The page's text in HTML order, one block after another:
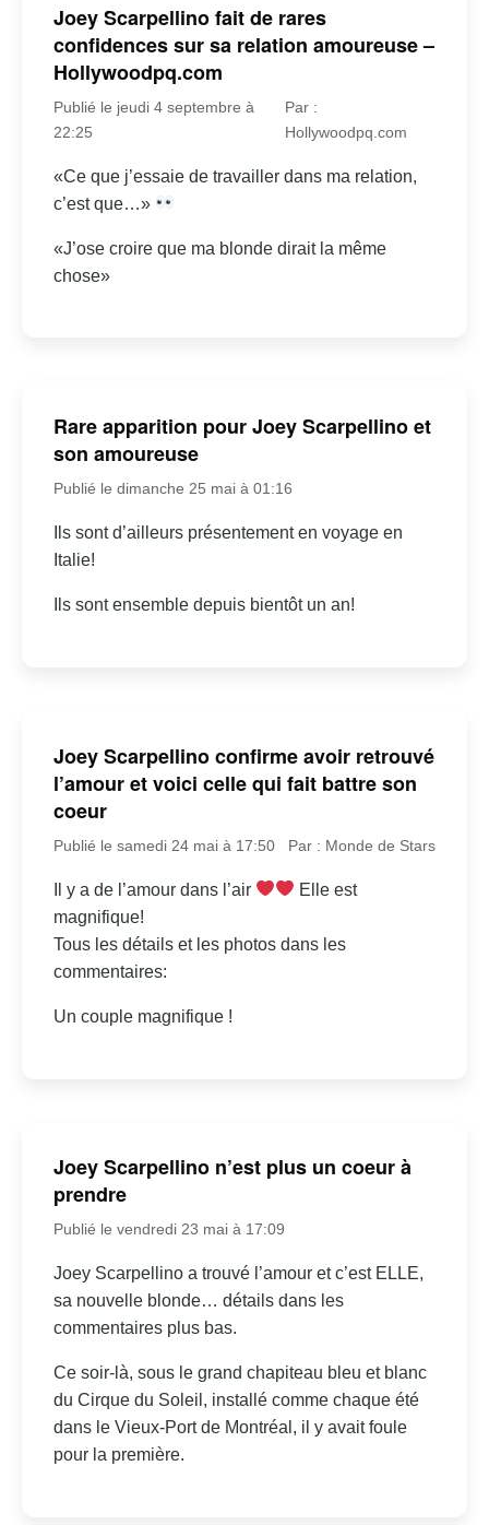
Joey Scarpellino fait de rares
confidences sur sa relation amoureuse –
Hollywoodpq.com
Publié le jeudi 4 septembre à
22:25
Par :
Hollywoodpq.com
«Ce que j’essaie de travailler dans ma relation,
c’est que…»
«J’ose croire que ma blonde dirait la même
chose»
Rare apparition pour Joey Scarpellino et
son amoureuse
Publié le dimanche 25 mai à 01:16
Ils sont d’ailleurs présentement en voyage en
Italie!
Ils sont ensemble depuis bientôt un an!
Joey Scarpellino confirme avoir retrouvé
l’amour et voici celle qui fait battre son
coeur
Publié le samedi 24 mai à 17:50 Par : Monde de Stars
Il y a de l’amour dans l’air
Elle est
magnifique!
Tous les détails et les photos dans les
commentaires:
Un couple magnifique !
Joey Scarpellino n’est plus un coeur à
prendre
Publié le vendredi 23 mai à 17:09
Joey Scarpellino a trouvé l’amour et c’est ELLE,
sa nouvelle blonde… détails dans les
commentaires plus bas.
Ce soir-là, sous le grand chapiteau bleu et blanc
du Cirque du Soleil, installé comme chaque été
dans le Vieux-Port de Montréal, il y avait foule
pour la première.